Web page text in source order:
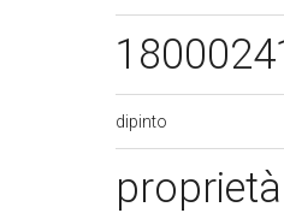
dipinto